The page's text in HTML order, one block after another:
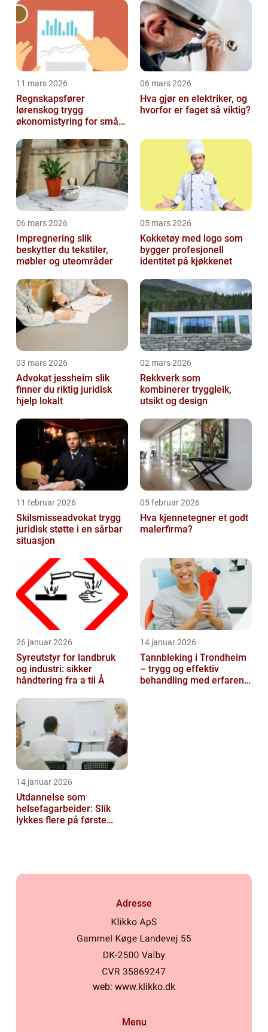
11 mars 2026
Regnskapsfører
lørenskog trygg
økonomistyring for små
06 mars 2026
Hva gjør en elektriker, og
hvorfor er faget så viktig?
06 mars 2026
Impregnering slik
beskytter du tekstiler,
møbler og uteområder
05 mars 2026
Kokketøy med logo som
bygger profesjonell
identitet på kjøkkenet
03 mars 2026
Advokat jessheim slik
finner du riktig juridisk
hjelp lokalt
02 mars 2026
Rekkverk som
kombinerer tryggleik,
utsikt og design
11 februar 2026
Skilsmisseadvokat trygg
juridisk støtte i en sårbar
situasjon
05 februar 2026
Hva kjennetegner et godt
malerfirma?
26 januar 2026
Syreutstyr for landbruk
og industri: sikker
håndtering fra a til Å
14 januar 2026
Tannbleking i Trondheim
– trygg og effektiv
behandling med erfaren
14 januar 2026
Utdannelse som
helsefagarbeider: Slik
lykkes flere på første
Adresse
web: www.klikko.dk
Menu